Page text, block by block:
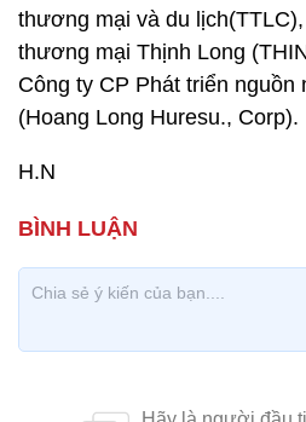
thương mại và du
thương mại Thịnh Long
Công ty CP Phát triển nguồn
(Hoang Long Huresu., Corp).
H.N